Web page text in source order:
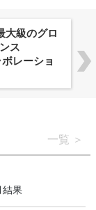
大級のグロ
ス
レーショ
一覧
結果